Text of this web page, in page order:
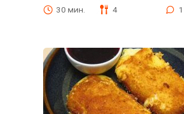
30 мин. 4 1